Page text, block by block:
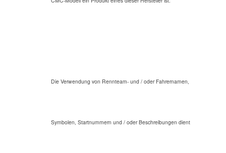
Die Verwendung von Rennteam- und / oder Fahrernamen,
Symbolen, Startnummern und / oder Beschreibungen dient